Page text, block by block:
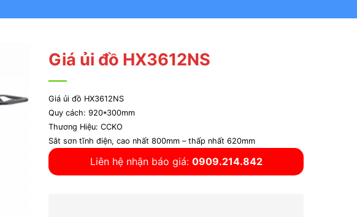
Giá ủi đồ HX3612NS
Giá ủi đồ HX3612NS
Quy cách: 920*300mm
Thương Hiệu: CCKO
Sắt sơn tĩnh điện, cao nhất 800mm – thấp nhất 620mm
Liên hệ nhận báo giá: 0909.214.842